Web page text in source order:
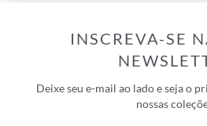
INSCREVA-SE
Deixe seu e-mail ao lado e seja o
nossas